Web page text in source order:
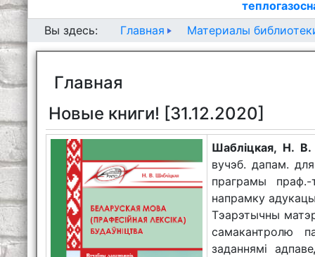
Вы здесь:
Главная Материалы
Главная
Новые книги! [31.12.2020]
Шабліцкая, Н. В.
вучэб. дапам.
праграмы
напрамку
Тэарэтычны
самакантролю
заданнямі